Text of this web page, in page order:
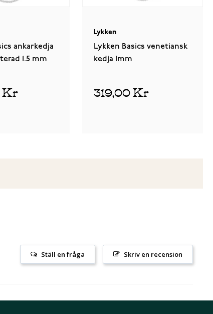
ankarkedja
1.5 mm
Kr
Lykken
Lykken Basics venetiansk
kedja 1mm
319,00 Kr
Skriv en recension
Ställ en fråga